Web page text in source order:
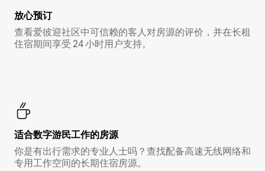
放心预订
查看爱彼迎社区中可信赖的客人对房源的评价，并在长租
住宿期间享受 24 小时用户支持。
适合数字游民工作的房源
你是有出行需求的专业人士吗？查找配备高速无线网络和
专用工作空间的长期住宿房源。